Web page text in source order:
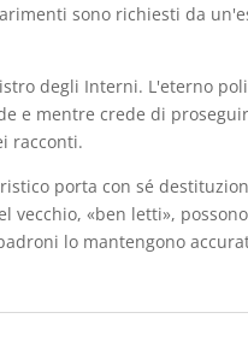
sono richiesti da
degli Interni. L'eterno
e mentre crede di
racconti.
porta con sé
vecchio, «ben letti»,
lo mantengono